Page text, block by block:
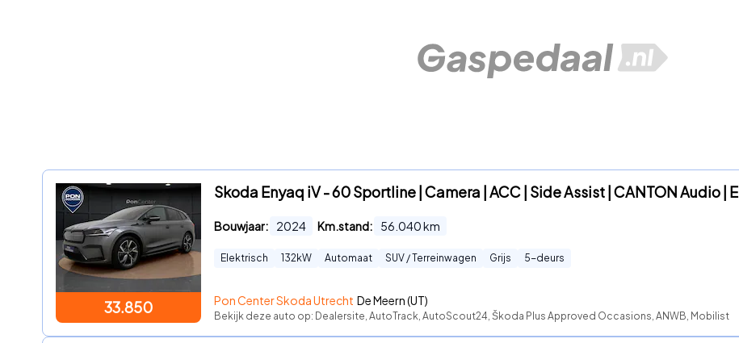
33.850
Skoda Enyaq iV - 60 Sportline | Camera | ACC | Side Assist | CANTON Audio | E
Bouwjaar: 2024 Km.stand: 56.040km
Elektrisch 132kW Automaat SUV / Terreinwagen Grijs 5-deurs
Pon Center Skoda Utrecht De Meern (UT)
Bekijk deze auto op: Dealersite, AutoTrack, AutoScout24, Škoda Plus Approved Occasions, ANWB, Mobilist